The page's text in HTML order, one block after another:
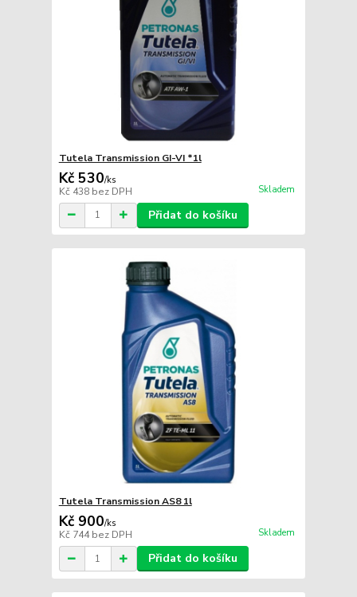
Tutela Transmission GI-VI *1l
Kč 530/ks
Kč 438 bez DPH Skladem
Přidat do košíku
Tutela Transmission AS8 1l
Kč 900/ks
Kč 744bez DPH Skladem
Přidat do košíku